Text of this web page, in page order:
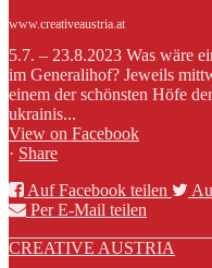
www.creativeaustria.at
5.7. – 23.8.2023 Was wäre
im Generalihof? Jeweils
einem der schönsten Höfe
ukrainis...
View on Facebook
· Share
Auf Facebook teilen
Per E-Mail teilen
CREATIVE AUSTRIA